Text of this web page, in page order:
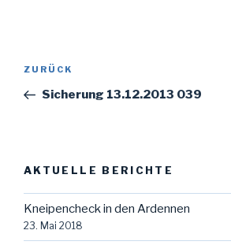
Beitragsnavigation
Vorheriger
Beitrag
ZURÜCK
Sicherung 13.12.2013 039
AKTUELLE BERICHTE
Kneipencheck in den Ardennen
23. Mai 2018